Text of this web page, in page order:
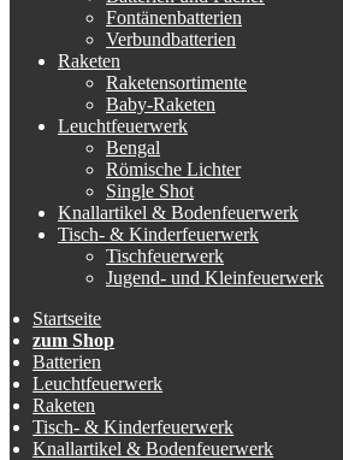
Fontänenbatterien
Verbundbatterien
Raketen
Raketensortimente
Baby-Raketen
Leuchtfeuerwerk
Bengal
Römische Lichter
Single Shot
Knallartikel & Bodenfeuerwerk
Tisch- & Kinderfeuerwerk
Tischfeuerwerk
Jugend- und Kleinfeuerwerk
Startseite
zum Shop
Batterien
Leuchtfeuerwerk
Raketen
Tisch- & Kinderfeuerwerk
Knallartikel & Bodenfeuerwerk